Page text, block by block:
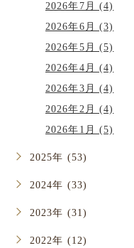
2026年7月 (4)
2026年6月 (3)
2026年5月 (5)
2026年4月 (4)
2026年3月 (4)
2026年2月 (4)
2026年1月 (5)
2025年 (53)
2024年 (33)
2023年 (31)
2022年 (12)